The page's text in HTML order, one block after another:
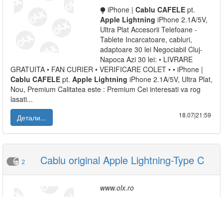
⧭ iPhone | Cablu CAFELE pt.
Apple Lightning iPhone 2.1A/5V,
Ultra Plat Accesorii Telefoane -
Tablete Incarcatoare, cabluri,
adaptoare 30 lei Negociabil Cluj-
Napoca Azi 30 lei: • LIVRARE
GRATUITA • FAN CURIER • VERIFICARE COLET • • iPhone |
Cablu CAFELE pt. Apple Lightning iPhone 2.1A/5V, Ultra Plat,
Nou, Premium Calitatea este : Premium Cei interesati va rog
lasati...
Детали...
18.07|21:59
2 Cablu original Apple Lightning-Type C
www.olx.ro